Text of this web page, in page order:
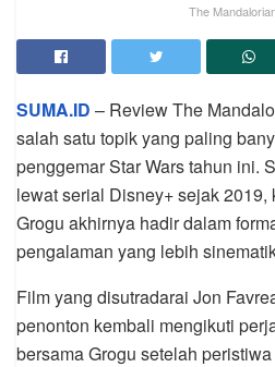
The
SUMA.ID – Review The
salah satu topik yang paling
penggemar Star Wars tahun ini.
lewat serial Disney+ sejak
Grogu akhirnya hadir dalam
pengalaman yang lebih
Film yang disutradarai Jon
penonton kembali mengikuti
bersama Grogu setelah